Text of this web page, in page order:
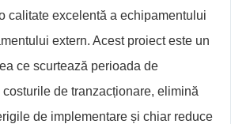
calitate excelentă a echipamentului
extern. Acest proiect este un
ce scurtează perioada de
de tranzacționare, elimină
de implementare și chiar reduce